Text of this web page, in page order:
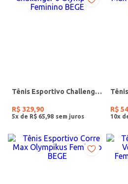
Tênis Esportivo Challenger 6 Olympikus Feminino BEGE
R$ 329,90
5x de R$ 65 98
R$
10x